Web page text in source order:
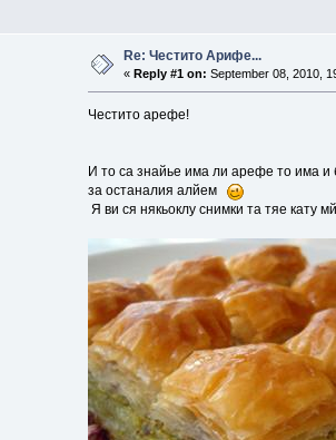
Re: Честито Арифе...
« Reply #1 on: September 08, 2010,
Честито арефе!
И то са знайье има ли арефе то има
за останалия алйем
Я ви ся някьоклу снимки та тяе кату